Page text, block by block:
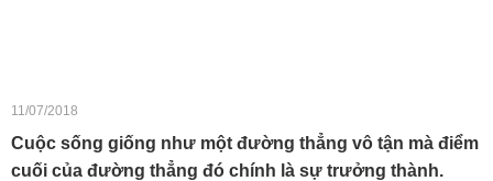
11/07/2018
Cuộc sống giống như một đường thẳng vô tận mà điểm
cuối của đường thẳng đó chính là sự trưởng thành.